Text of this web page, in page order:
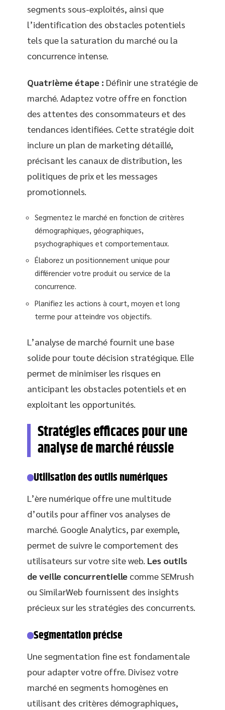
segments sous-exploités, ainsi que
l’identification des obstacles potentiels
tels que la saturation du marché ou la
concurrence intense.
Quatrième étape : Définir une stratégie de
marché. Adaptez votre offre en fonction
des attentes des consommateurs et des
tendances identifiées. Cette stratégie doit
inclure un plan de marketing détaillé,
précisant les canaux de distribution, les
politiques de prix et les messages
promotionnels.
Segmentez le marché en fonction de critères
démographiques, géographiques,
psychographiques et comportementaux.
Élaborez un positionnement unique pour
différencier votre produit ou service de la
concurrence.
Planifiez les actions à court, moyen et long
terme pour atteindre vos objectifs.
L’analyse de marché fournit une base
solide pour toute décision stratégique. Elle
permet de minimiser les risques en
anticipant les obstacles potentiels et en
exploitant les opportunités.
Stratégies efficaces pour une
analyse de marché réussie
Utilisation des outils numériques
L’ère numérique offre une multitude
d’outils pour affiner vos analyses de
marché. Google Analytics, par exemple,
permet de suivre le comportement des
utilisateurs sur votre site web. Les outils
de veille concurrentielle comme SEMrush
ou SimilarWeb fournissent des insights
précieux sur les stratégies des concurrents.
Segmentation précise
Une segmentation fine est fondamentale
pour adapter votre offre. Divisez votre
marché en segments homogènes en
utilisant des critères démographiques,